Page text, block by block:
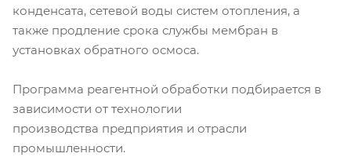
конденсата, сетевой воды систем отопления, а
также продление срока службы мембран в
установках обратного осмоса.
Программа реагентной обработки подбирается в
зависимости от технологии
производства предприятия и отрасли
промышленности.